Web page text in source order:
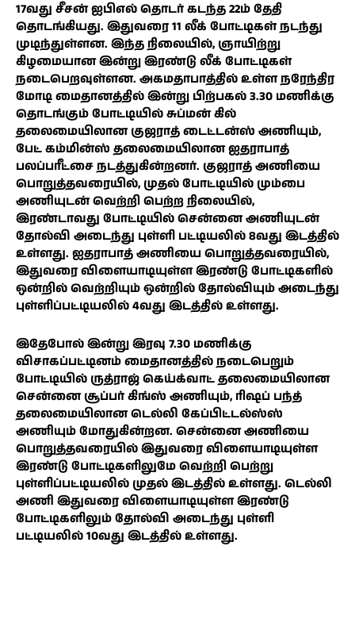
17வது சீசன் ஐபிஎல் தொடர் கடந்த 22ம் தேதி
தொடங்கியது. இதுவரை 11 லீக் போட்டிகள் நடந்து
முடிந்துள்ளன. இந்த நிலையில், ஞாயிற்று
கிழமையான இன்று இரண்டு லீக் போட்டிகள்
நடைபெறவுள்ளன. அகமதாபாத்தில் உள்ள நரேந்திர
மோடி மைதானத்தில் இன்று பிற்பகல் 3.30 மணிக்கு
தொடங்கும் போட்டியில் சுப்மன் கில்
தலைமையிலான குஜராத் டைட்டன்ஸ் அணியும்,
பேட் கம்மின்ஸ் தலைமையிலான ஐதராபாத்
பலப்பரீட்சை நடத்துகின்றனர். குஜராத் அணியை
பொறுத்தவரையில், முதல் போட்டியில் மும்பை
அணியுடன் வெற்றி பெற்ற நிலையில்,
இரண்டாவது போட்டியில் சென்னை அணியுடன்
தோல்வி அடைந்து புள்ளி பட்டியலில் 8வது இடத்தில்
உள்ளது. ஐதராபாத் அணியை பொறுத்தவரையில்,
இதுவரை விளையாடியுள்ள இரண்டு போட்டிகளில்
ஒன்றில் வெற்றியும் ஒன்றில் தோல்வியும் அடைந்து
புள்ளிப்பட்டியலில் 4வது இடத்தில் உள்ளது.
இதேபோல் இன்று இரவு 7.30 மணிக்கு
விசாகப்பட்டினம் மைதானத்தில் நடைபெறும்
போட்டியில் ருத்ராஜ் கெய்க்வாட் தலைமையிலான
சென்னை சூப்பர் கிங்ஸ் அணியும், ரிஷப் பந்த்
தலைமையிலான டெல்லி கேப்பிட்டல்ஸ்ஸ்
அணியும் மோதுகின்றன. சென்னை அணியை
பொறுத்தவரையில் இதுவரை விளையாடியுள்ள
இரண்டு போட்டிகளிலுமே வெற்றி பெற்று
புள்ளிப்பட்டியலில் முதல் இடத்தில் உள்ளது. டெல்லி
அணி இதுவரை விளையாடியுள்ள இரண்டு
போட்டிகளிலும் தோல்வி அடைந்து புள்ளி
பட்டியலில் 10வது இடத்தில் உள்ளது.